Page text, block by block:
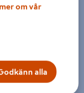
om vår
alla